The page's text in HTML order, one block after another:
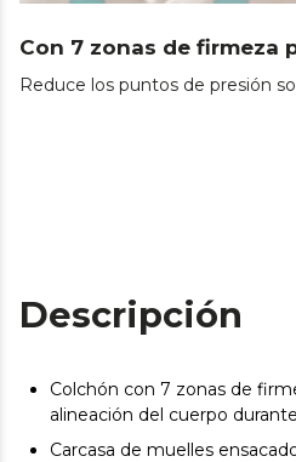
Con 7 zonas de firmeza
Reduce los puntos de presión
Descripción
Colchón con 7 zonas de
alineación del cuerpo
Carcasa de muelles